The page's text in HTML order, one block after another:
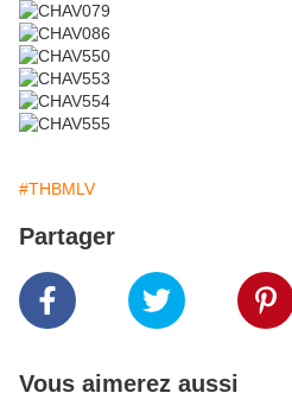
#THBMLV
Partager
Vous aimerez aussi